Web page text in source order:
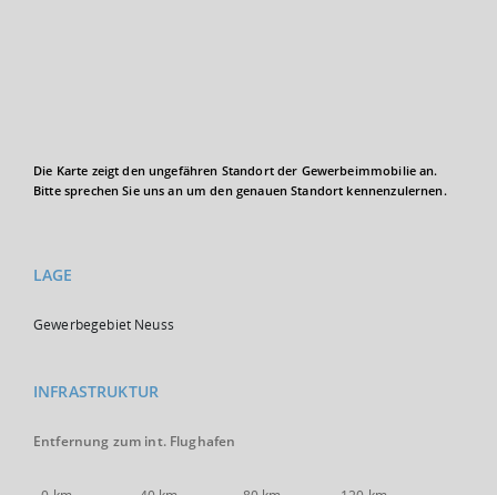
Die Karte zeigt den ungefähren Standort der Gewerbeimmobilie an.
Bitte sprechen Sie uns an um den genauen Standort kennenzulernen.
LAGE
Gewerbegebiet Neuss
INFRASTRUKTUR
Entfernung zum int. Flughafen